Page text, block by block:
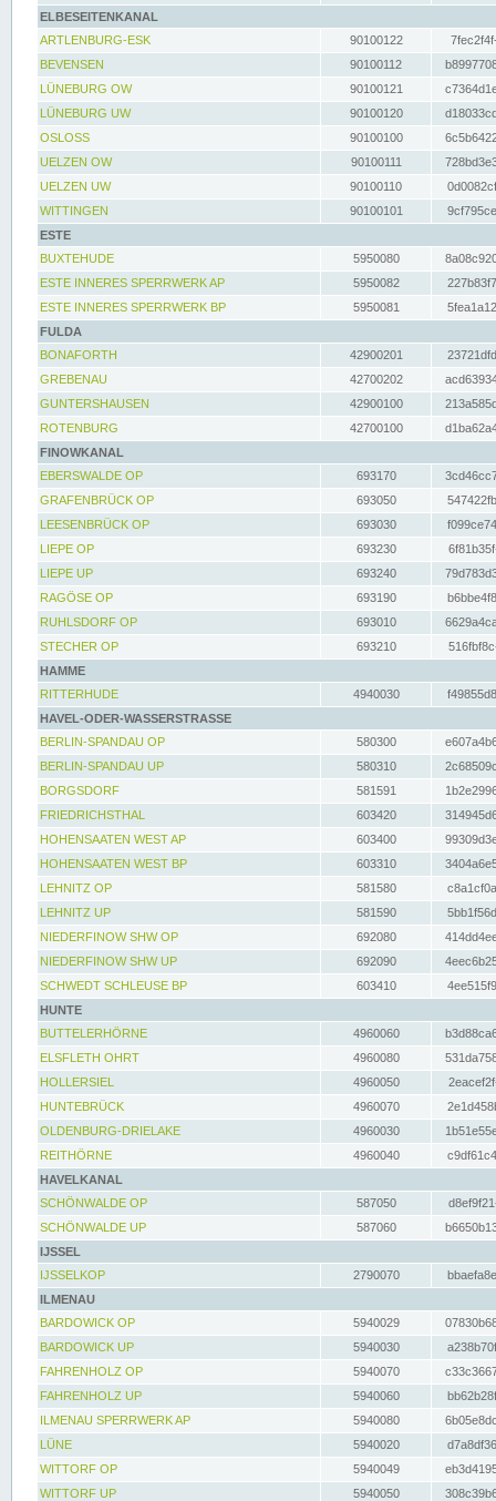
ELBESEITENKANAL
ARTLENBURG-ESK
90100122
BEVENSEN
90100112
LÜNEBURG OW
90100121
LÜNEBURG UW
90100120
OSLOSS
90100100
UELZEN OW
90100111
UELZEN UW
90100110
WITTINGEN
90100101
ESTE
BUXTEHUDE
5950080
ESTE INNERES SPERRWERK AP
5950082
ESTE INNERES SPERRWERK BP
5950081
FULDA
BONAFORTH
42900201
GREBENAU
42700202
GUNTERSHAUSEN
42900100
ROTENBURG
42700100
FINOWKANAL
EBERSWALDE OP
693170
GRAFENBRÜCK OP
693050
LEESENBRÜCK OP
693030
LIEPE OP
693230
LIEPE UP
693240
RAGÖSE OP
693190
RUHLSDORF OP
693010
STECHER OP
693210
HAMME
RITTERHUDE
4940030
HAVEL-ODER-WASSERSTRASSE
BERLIN-SPANDAU OP
580300
BERLIN-SPANDAU UP
580310
BORGSDORF
581591
FRIEDRICHSTHAL
603420
HOHENSAATEN WEST AP
603400
HOHENSAATEN WEST BP
603310
LEHNITZ OP
581580
LEHNITZ UP
581590
NIEDERFINOW SHW OP
692080
NIEDERFINOW SHW UP
692090
SCHWEDT SCHLEUSE BP
603410
HUNTE
BUTTELERHÖRNE
4960060
ELSFLETH OHRT
4960080
HOLLERSIEL
4960050
HUNTEBRÜCK
4960070
OLDENBURG-DRIELAKE
4960030
REITHÖRNE
4960040
HAVELKANAL
SCHÖNWALDE OP
587050
SCHÖNWALDE UP
587060
IJSSEL
IJSSELKOP
2790070
ILMENAU
BARDOWICK OP
5940029
BARDOWICK UP
5940030
FAHRENHOLZ OP
5940070
FAHRENHOLZ UP
5940060
ILMENAU SPERRWERK AP
5940080
LÜNE
5940020
WITTORF OP
5940049
WITTORF UP
5940050